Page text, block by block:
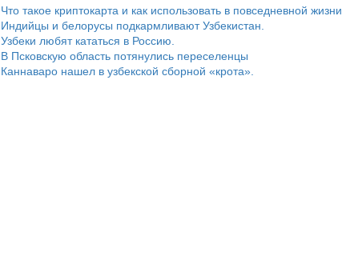
Что такое криптокарта и как использовать в повседневной жизни
Индийцы и белорусы подкармливают Узбекистан.
Узбеки любят кататься в Россию.
В Псковскую область потянулись переселенцы
Каннаваро нашел в узбекской сборной «крота».